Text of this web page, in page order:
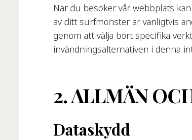
När du besöker vår webbplats
av ditt surfmönster är vanligtvis
genom att välja bort specifika
invändningsalternativen i denna
2. ALLMÄN
Dataskydd